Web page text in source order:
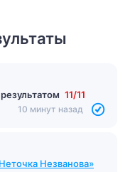
11/11
10 минут назад
Незванова»